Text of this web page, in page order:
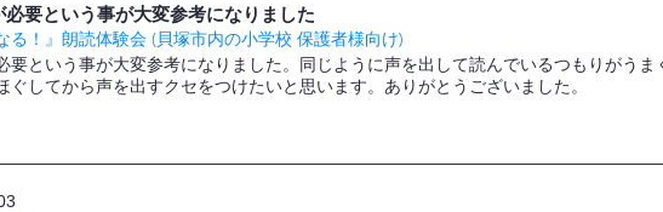
要という事が大変参考になりました
る！』朗読体験会 (貝塚市内の小学校 保護者様向け)
要という事が大変参考になりました。同じように声を出して読んでいるつもりがう
ぐしてから声を出すクセをつけたいと思います。ありがとうございました。